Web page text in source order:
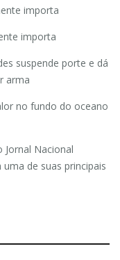
importa
importa
suspende porte e dá
arma
no fundo do oceano
Jornal Nacional
de suas principais